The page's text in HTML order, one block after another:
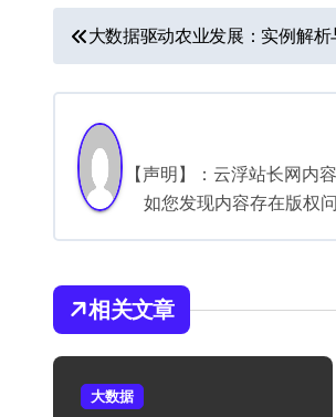
文
章
导
航
大数据驱动农业发展：实例解
【声明】：云浮站长网内
如您发现内容存在版权
相关文章
大数据